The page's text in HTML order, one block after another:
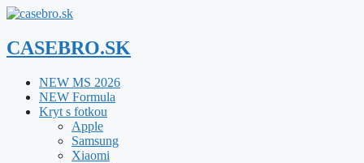
Preskočiť
obsah
CASEBRO.SK
NEW MS 2026
NEW Formula
Kryt s fotkou
Apple
Samsung
Xiaomi